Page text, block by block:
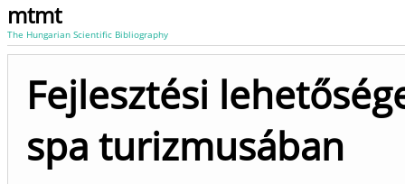
mtmt
The Hungarian Scientific Bibliography
Fejlesztési
spa turizmusában